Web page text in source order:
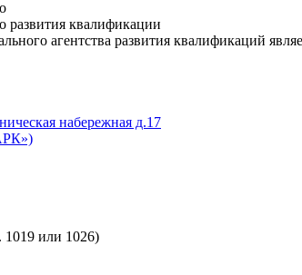
развития квалификации
агентства развития квалификаций
набережная д.17
1019 или 1026)